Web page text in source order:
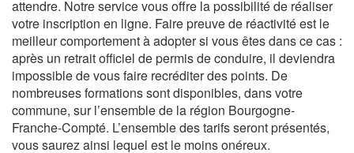
attendre. Notre service vous offre la possibilité de réaliser
votre inscription en ligne. Faire preuve de réactivité est le
meilleur comportement à adopter si vous êtes dans ce cas :
après un retrait officiel de permis de conduire, il deviendra
impossible de vous faire recréditer des points. De
nombreuses formations sont disponibles, dans votre
commune, sur l’ensemble de la région Bourgogne-
Franche-Compté. L’ensemble des tarifs seront présentés,
vous saurez ainsi lequel est le moins onéreux.